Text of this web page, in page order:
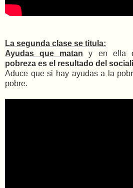
La segunda clase se titula:
Ayudas que matan y en ella
pobreza es el resultado del
Aduce que si hay ayudas a la
pobre.